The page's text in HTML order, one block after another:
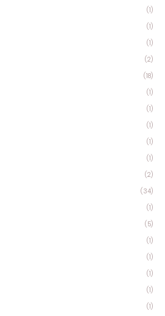
(1)
(1)
(1)
(2)
(18)
(1)
(1)
(1)
(1)
(1)
(2)
(34)
(1)
(5)
(1)
(1)
(1)
(1)
(1)